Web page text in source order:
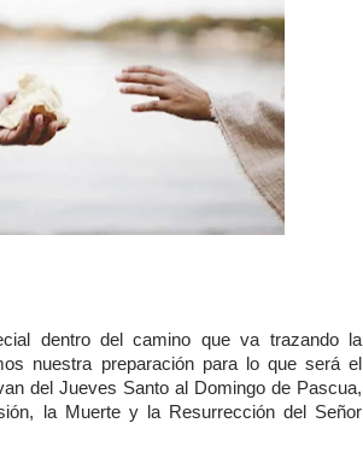
dentro del camino que va trazando la
nuestra preparación para lo que será el
del Jueves Santo al Domingo de Pascua,
la Muerte y la Resurrección del Señor